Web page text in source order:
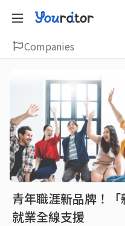
Companies
青年職涯新品牌！
就業全線支援